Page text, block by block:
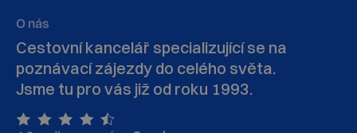
O nás
Cestovní kancelář specializující se na
poznávací zájezdy do celého světa.
Jsme tu pro vás již od roku 1993.